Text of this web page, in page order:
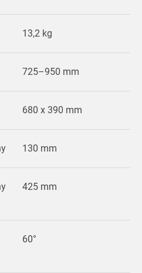
13,2 kg
725–950 mm
680 x 390 mm
130 mm
425 mm
60°